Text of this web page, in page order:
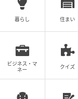
暮らし 住まい
ビジネス・マ
ネー
クイズ